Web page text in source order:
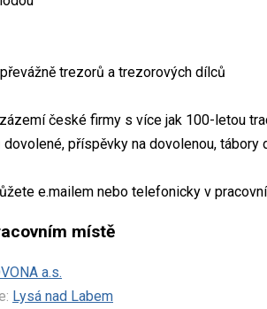
trezorů a trezorových dílců
české firmy s více jak 100-letou
příspěvky na dovolenou, tábory
e.mailem nebo telefonicky v
místě
a.s.
Lysá nad Labem